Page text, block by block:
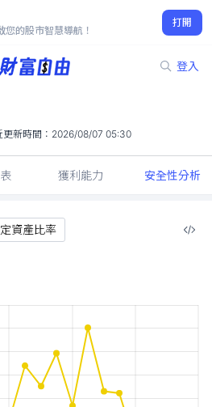
您的股市智慧導航！
打開
登入
-2.85%
更新時間： 2026/08/07 05:30
獲利能力 安全性分析
資產比率